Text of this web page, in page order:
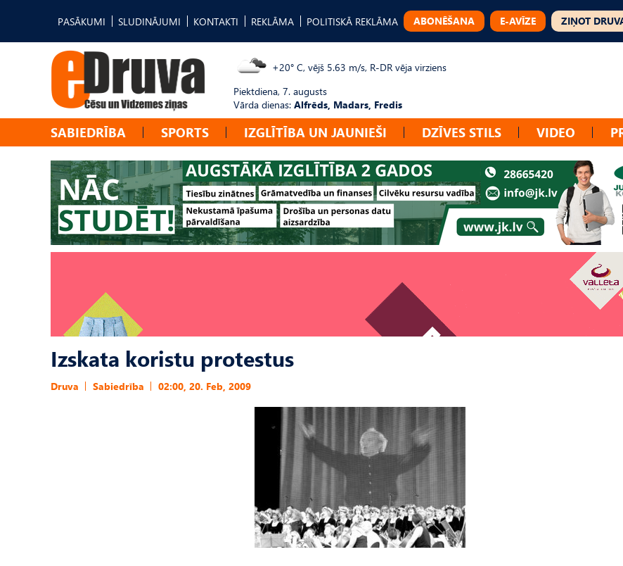
PASĀKUMI SLUDINĀJUMI KONTAKTI REKLĀMA POLITISKĀ REKLĀMA ABONĒŠANA E-AVĪZE ZIŅOT
+20° C, vējš 5.63 m/s, R-DR vēja virziens
Piektdiena, 7. augusts
Vārda dienas: Alfrēds, Madars, Fredis
SABIEDRĪBA SPORTS IZGLĪTĪBA UN JAUNIEŠI DZĪVES STILS VIDEO
Izskata koristu protestus
Druva Sabiedrība 02:00, 20. Feb, 2009